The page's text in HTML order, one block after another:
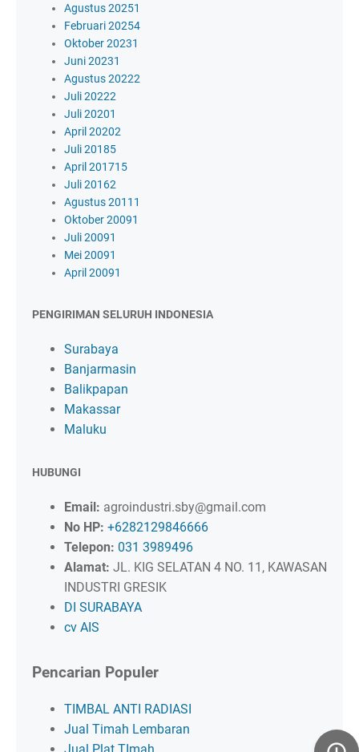
Agustus 20251
Februari 20254
Oktober 20231
Juni 20231
Agustus 20222
Juli 20222
Juli 20201
April 20202
Juli 20185
April 201715
Juli 20162
Agustus 2011 1
Oktober 20091
Juli 20091
Mei 20091
April 20091
PENGIRIMAN SELURUH INDONESIA
Surabaya
Banjarmasin
Balikpapan
Makassar
Maluku
HUBUNGI
Email: agroindustri.sby@gmail.com
No HP: +6282129846666
Telepon: 031 3989496
Alamat: JL. KIG SELATAN 4 NO. 11, KAWASAN
INDUSTRI GRESIK
DI SURABAYA
cv AIS
Pencarian Populer
TIMBAL ANTI RADIASI
Jual Timah Lembaran